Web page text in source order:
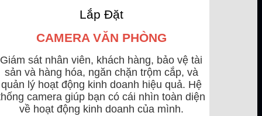
Lắp Đặt
CAMERA VĂN PHÒNG
Giám sát nhân viên, khách hàng, bảo vệ tài
sản và hàng hóa, ngăn chặn trộm cắp, và
quản lý hoạt động kinh doanh hiệu quả. Hệ
camera giúp bạn có cái nhìn toàn diện
về hoạt động kinh doanh của mình.